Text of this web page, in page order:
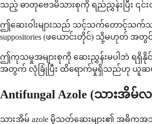
သည့် ဓာတုဗေဒမိသားစုကို ရည်ညွှန်းပြီး ၎င်း
ဤဆေးဝါးများသည် သင့်သက်တောင့်သက်သာရှိ
suppositories (ဖယောင်းတိုင်) သို့မဟုတ် အတွ
ဤကုသမှုအများစုကို ဆေးညွှန်းမပါဘဲ ရရှိနို
အတွက် လုံခြုံပြီး ထိရောက်မှုရှိသည်ဟု ယူဆ
Antifungal Azole (သား
သားအိမ် azole မှိုသတ်ဆေးများ၏ အဓိကအသုံ